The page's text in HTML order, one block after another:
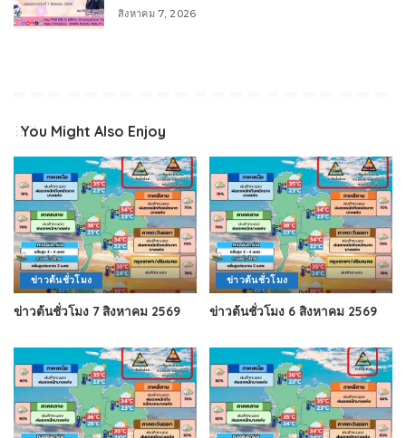
สิงหาคม 7, 2026
You Might Also Enjoy
ข่าวต้นชั่วโมง
ข่าวต้นชั่วโมง 7 สิงหาคม 2569
ข่าวต้นชั่วโมง
ข่าวต้นชั่วโมง 6 สิงหาคม 2569